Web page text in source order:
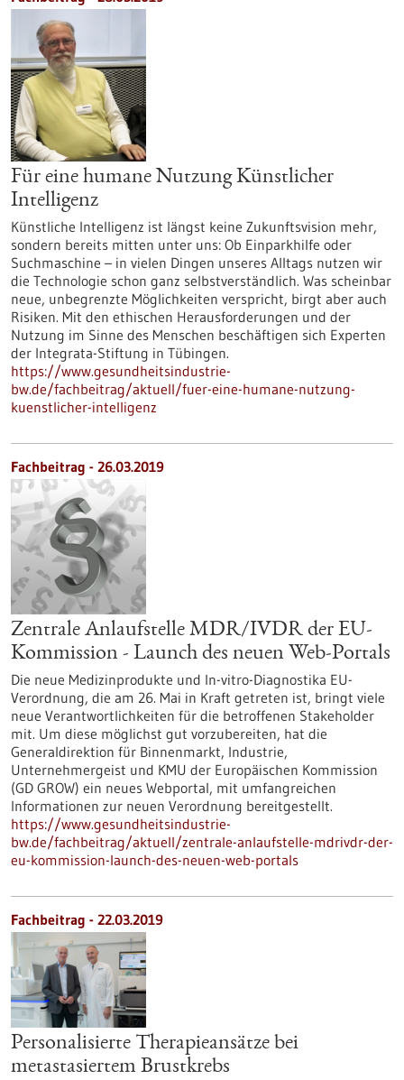
Für eine humane Nutzung Künstlicher
Intelligenz
Künstliche Intelligenz ist längst keine Zukunftsvision mehr,
sondern bereits mitten unter uns: Ob Einparkhilfe oder
Suchmaschine – in vielen Dingen unseres Alltags nutzen wir
die Technologie schon ganz selbstverständlich. Was scheinbar
neue, unbegrenzte Möglichkeiten verspricht, birgt aber auch
Risiken. Mit den ethischen Herausforderungen und der
Nutzung im Sinne des Menschen beschäftigen sich Experten
der Integrata-Stiftung in Tübingen.
https://www.gesundheitsindustrie-
bw.de/fachbeitrag/aktuell/fuer-eine-humane-nutzung-
kuenstlicher-intelligenz
Fachbeitrag - 26.03.2019
Zentrale Anlaufstelle MDR/IVDR der EU-
Kommission - Launch des neuen Web-Portals
Die neue Medizinprodukte und In-vitro-Diagnostika EU-
Verordnung, die am 26. Mai in Kraft getreten ist, bringt viele
neue Verantwortlichkeiten für die betroffenen Stakeholder
mit. Um diese möglichst gut vorzubereiten, hat die
Generaldirektion für Binnenmarkt, Industrie,
Unternehmergeist und KMU der Europäischen Kommission
(GD GROW) ein neues Webportal, mit umfangreichen
Informationen zur neuen Verordnung bereitgestellt.
https://www.gesundheitsindustrie-
bw.de/fachbeitrag/aktuell/zentrale-anlaufstelle-mdrivdr-der-
eu-kommission-launch-des-neuen-web-portals
Fachbeitrag - 22.03.2019
Personalisierte Therapieansätze bei
metastasiertem Brustkrebs